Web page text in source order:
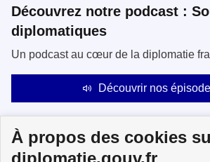
À propos des cookies
diplomatie.gouv.fr
Découvrez notre podcast :
diplomatiques
Un podcast au cœur de la diplomatie
Découvrir nos
Suivez-nous sur les réseaux